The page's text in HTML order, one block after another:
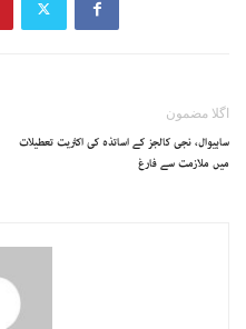
اگلا مضمون
ساہیوال، نجی کالجز کے اساتذہ کی اکثریت تعطیلات
میں ملازمت سے فارغ